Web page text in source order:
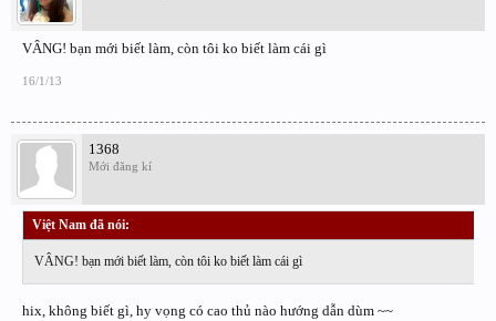
VÂNG! bạn mới biết làm, còn tôi ko biết làm cái gì
16/1/13
1368
Mới đăng kí
Việt Nam đã nói:
VÂNG! bạn mới biết làm, còn tôi ko biết làm cái gì
hix, không biết gì, hy vọng có cao thủ nào hướng dẫn dùm ~~